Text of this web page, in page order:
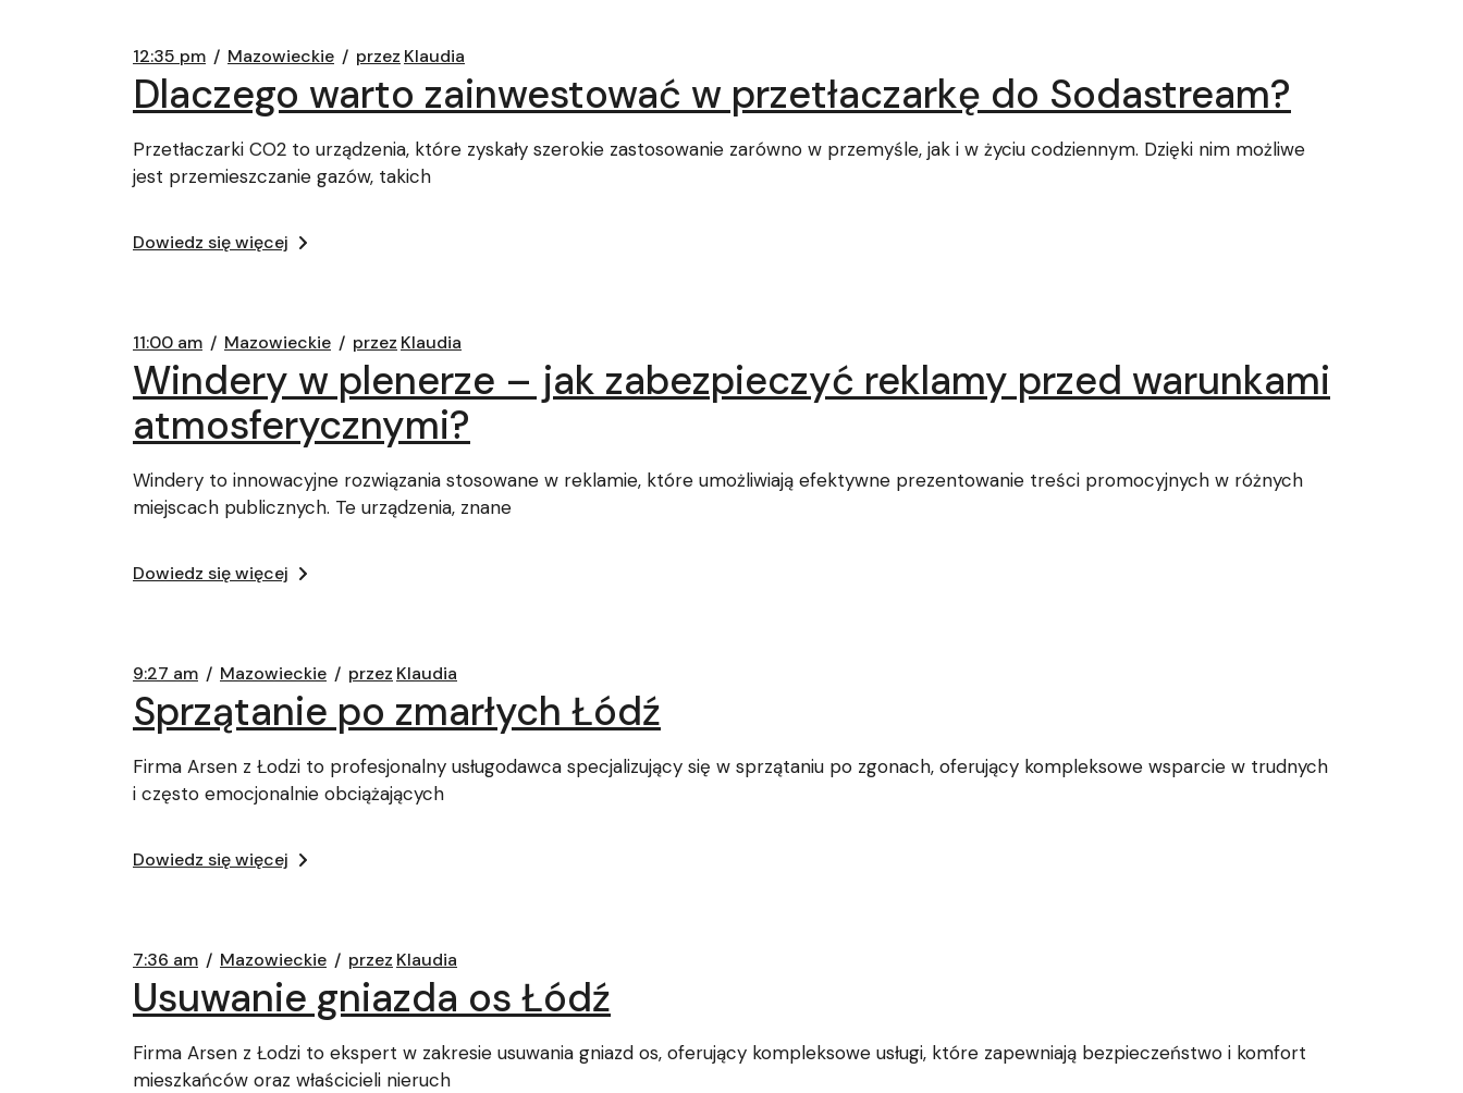
12:35 pm Mazowieckie przez Klaudia
Dlaczego warto zainwestować w przetłaczarkę do Sodastream?
Przetłaczarki CO2 to urządzenia, które zyskały szerokie zastosowanie zarówno w przemyśle, jak i w życiu codziennym. Dzięki nim możliwe
jest przemieszczanie gazów, takich
Dowiedz się więcej
11:00 am Mazowieckie przez Klaudia
Windery w plenerze – jak zabezpieczyć reklamy przed warunkami
atmosferycznymi?
Windery to innowacyjne rozwiązania stosowane w reklamie, które umożliwiają efektywne prezentowanie treści promocyjnych w różnych
miejscach publicznych. Te urządzenia, znane
Dowiedz się więcej
9:27 am Mazowieckie przez Klaudia
Sprzątanie po zmarłych Łódź
Firma Arsen z Łodzi to profesjonalny usługodawca specjalizujący się w sprzątaniu po zgonach, oferujący kompleksowe wsparcie w trudnych
i często emocjonalnie obciążających
Dowiedz się więcej
7:36 am Mazowieckie przez Klaudia
Usuwanie gniazda os Łódź
Firma Arsen z Łodzi to ekspert w zakresie usuwania gniazd os, oferujący kompleksowe usługi, które zapewniają bezpieczeństwo i komfort
mieszkańców oraz właścicieli nieruch